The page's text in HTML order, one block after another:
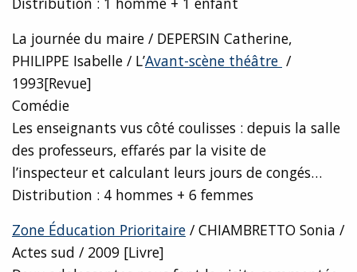
La journée du maire / DEPERSIN Catherine,
PHILIPPE Isabelle / L’Avant-scène théâtre /
1993[Revue]
Comédie
Les enseignants vus côté coulisses : depuis la salle
des professeurs, effarés par la visite de
l’inspecteur et calculant leurs jours de congés…
Distribution : 4 hommes + 6 femmes
Zone Éducation Prioritaire / CHIAMBRETTO Sonia /
Actes sud / 2009 [Livre]